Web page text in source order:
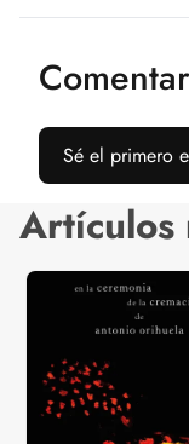
Sé el primero
Artículos